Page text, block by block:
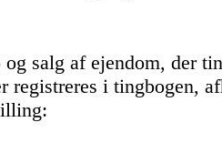
salg af ejendom, der
registreres i tingbogen,